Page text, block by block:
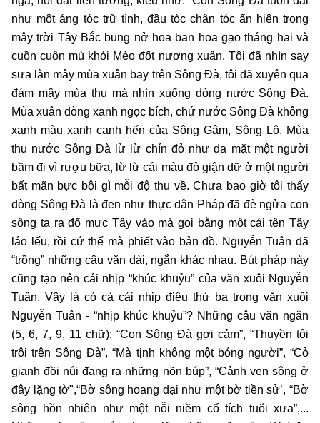
như một áng tóc trữ tình, đầu tòc chân tóc ẩn hiện trong
mây trời Tây Bắc bung nở hoa ban hoa gạo tháng hai và
cuồn cuộn mù khói Mèo đốt nương xuân. Tôi đã nhìn say
sưa làn mây mùa xuân bay trên Sông Đà, tôi đã xuyên qua
đám mây mùa thu mà nhìn xuống dòng nước Sông Đà.
Mùa xuân dòng xanh ngọc bích, chứ nước Sông Đà không
xanh màu xanh canh hến của Sông Gâm, Sông Lô. Mùa
thu nước Sông Đà lừ lừ chín đỏ như da mặt một người
bầm đi vì rượu bữa, lừ lừ cái màu đỏ giận dữ ở một người
bất mãn bực bội gì mỗi độ thu về. Chưa bao giờ tôi thấy
dòng Sông Đà là đen như thực dân Pháp đã đè ngửa con
sông ta ra đổ mực Tây vào mà gọi bằng một cái tên Tây
láo lếu, rồi cứ thế mà phiết vào bản đồ. Nguyễn Tuân đã
“trồng” những câu văn dài, ngắn khác nhau. Bút pháp này
cũng tạo nên cái nhịp “khúc khuỷu” của văn xuôi Nguyễn
Tuân. Vậy là có cả cái nhịp điệu thứ ba trong văn xuôi
Nguyễn Tuân - “nhịp khúc khuỷu”? Những câu văn ngắn
(5, 6, 7, 9, 11 chữ): “Con Sông Đà gợi cảm”, “Thuyền tôi
trôi trên Sông Đà”, “Mà tịnh không một bóng người”, “Cỏ
gianh đồi núi đang ra những nõn búp”, “Cảnh ven sông ở
đây lặng tờ",“Bờ sông hoang dại như một bờ tiền sử’, “Bờ
sông hồn nhiên như một nỗi niềm cổ tích tuổi xưa”,...